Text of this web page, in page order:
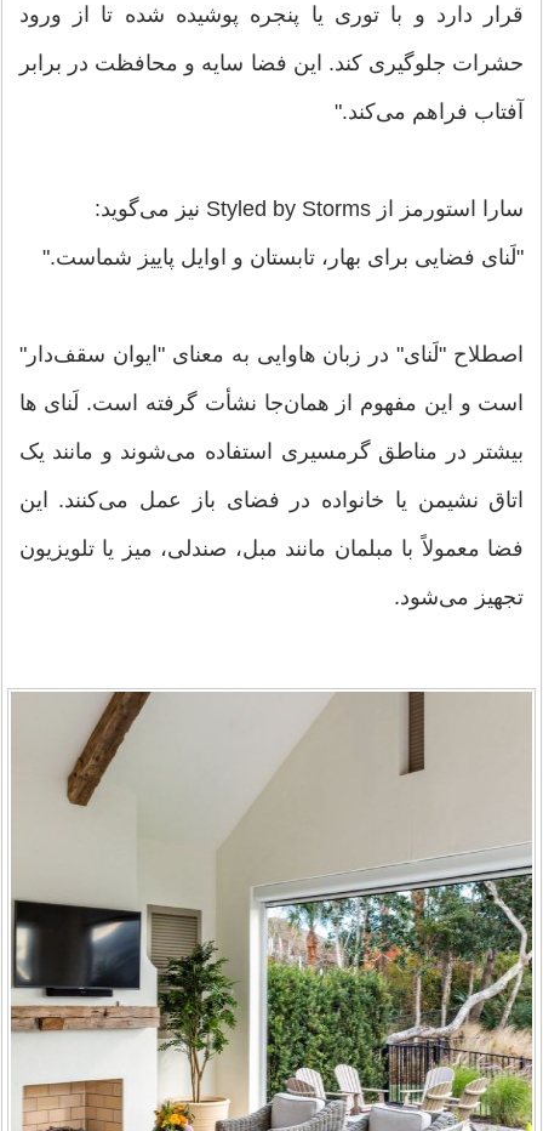
قرار دارد و با توری یا پنجره پوشیده شده تا از ورود
حشرات جلوگیری کند. این فضا سایه و محافظت در برابر
آفتاب فراهم می‌کند."
سارا استورمز از Styled by Storms نیز می‌گوید:
"لَنای فضایی برای بهار، تابستان و اوایل پاییز شماست."
اصطلاح "لَنای" در زبان هاوایی به معنای "ایوان سقف‌دار"
است و این مفهوم از همان‌جا نشأت گرفته است. لَنای ها
بیشتر در مناطق گرمسیری استفاده می‌شوند و مانند یک
اتاق نشیمن یا خانواده در فضای باز عمل می‌کنند. این
فضا معمولاً با مبلمان مانند مبل، صندلی، میز یا تلویزیون
تجهیز می‌شود.